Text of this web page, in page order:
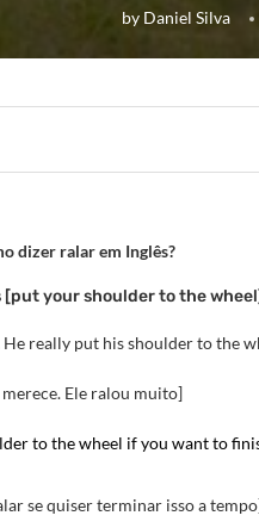
by Daniel Silva
dizer ralar em Inglês?
[put your shoulder to the
He really put his shoulder to the
merece. Ele ralou muito]
to the wheel if you want to
se quiser terminar isso a